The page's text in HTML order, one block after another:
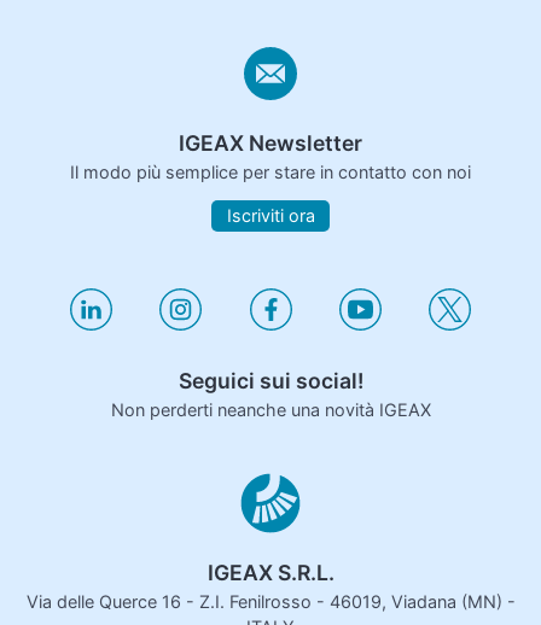
IGEAX Newsletter
Il modo più semplice per stare in contatto con noi
Iscriviti ora
Seguici sui social!
Non perderti neanche una novità IGEAX
IGEAX S.R.L.
Via delle Querce 16 - Z.I. Fenilrosso - 46019, Viadana (MN) -